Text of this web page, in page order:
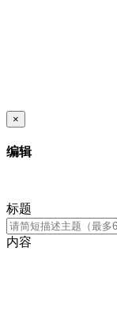
×
编辑
标题
内容